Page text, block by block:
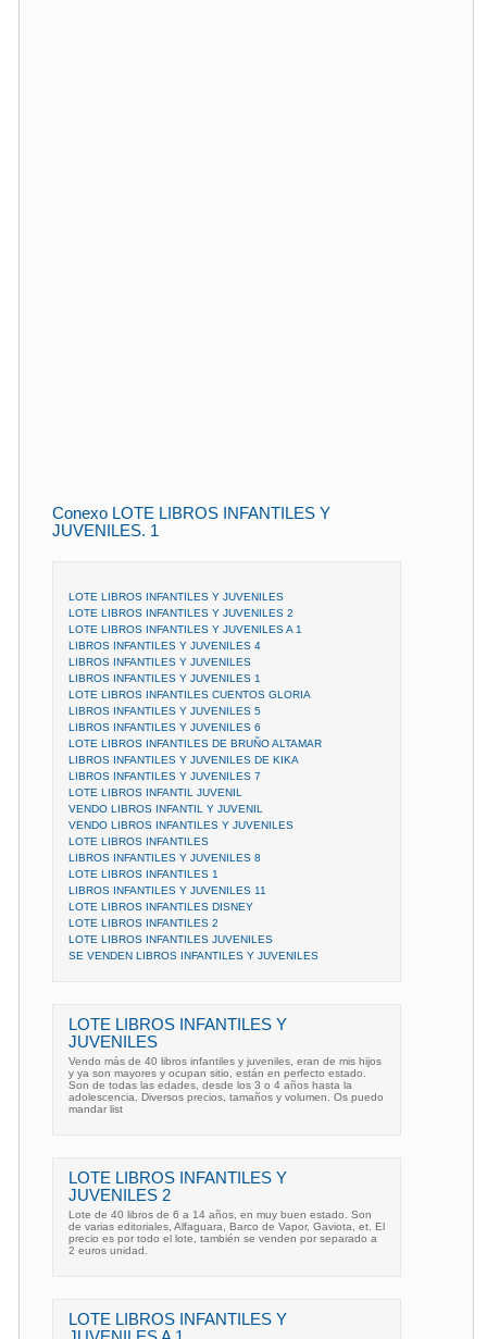
Conexo LOTE LIBROS INFANTILES Y
JUVENILES. 1
LOTE LIBROS INFANTILES Y JUVENILES
LOTE LIBROS INFANTILES Y JUVENILES 2
LOTE LIBROS INFANTILES Y JUVENILES A 1
LIBROS INFANTILES Y JUVENILES 4
LIBROS INFANTILES Y JUVENILES
LIBROS INFANTILES Y JUVENILES 1
LOTE LIBROS INFANTILES CUENTOS GLORIA
LIBROS INFANTILES Y JUVENILES 5
LIBROS INFANTILES Y JUVENILES 6
LOTE LIBROS INFANTILES DE BRUÑO ALTAMAR
LIBROS INFANTILES Y JUVENILES DE KIKA
LIBROS INFANTILES Y JUVENILES 7
LOTE LIBROS INFANTIL JUVENIL
VENDO LIBROS INFANTIL Y JUVENIL
VENDO LIBROS INFANTILES Y JUVENILES
LOTE LIBROS INFANTILES
LIBROS INFANTILES Y JUVENILES 8
LOTE LIBROS INFANTILES 1
LIBROS INFANTILES Y JUVENILES 11
LOTE LIBROS INFANTILES DISNEY
LOTE LIBROS INFANTILES 2
LOTE LIBROS INFANTILES JUVENILES
SE VENDEN LIBROS INFANTILES Y JUVENILES
LOTE LIBROS INFANTILES Y
JUVENILES
Vendo más de 40 libros infantiles y juveniles, eran de mis hijos
y ya son mayores y ocupan sitio, están en perfecto estado.
Son de todas las edades, desde los 3 o 4 años hasta la
adolescencia. Diversos precios, tamaños y volumen. Os puedo
mandar list
LOTE LIBROS INFANTILES Y
JUVENILES 2
Lote de 40 libros de 6 a 14 años, en muy buen estado. Son
de varias editoriales, Alfaguara, Barco de Vapor, Gaviota, et. El
precio es por todo el lote, también se venden por separado a
2 euros unidad.
LOTE LIBROS INFANTILES Y